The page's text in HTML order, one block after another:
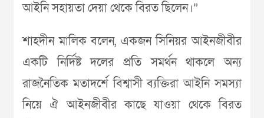
আইনি সহায়তা দেয়া থেকে বিরত ছিলেন।”
শাহদীন মালিক বলেন, একজন সিনিয়র আইনজীবীর
একটি নির্দিষ্ট দলের প্রতি সমর্থন থাকলে অন্য
রাজনৈতিক মতাদর্শে বিশ্বাসী ব্যক্তিরা আইনি সমস্যা
নিয়ে ঐ আইনজীবীর কাছে যাওয়া থেকে বিরত